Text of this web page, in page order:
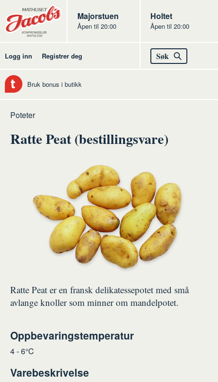
Butikker
Jacobs
Majorstuen
Åpen til 20:00
Jacobs
Holtet
Åpen til 20:00
Logg inn Registrer deg Søk
Bruk bonus i butikk
Hjem
Frukt
grønt
Råvarer
og
grønt
Grønnsaker
Poteter
Ratte Peat (bestillingsvare)
Ratte Peat er en fransk delikatessepotet med små
avlange knoller som minner om mandelpotet.
Oppbevaringstemperatur
4 - 6°C
Varebeskrivelse